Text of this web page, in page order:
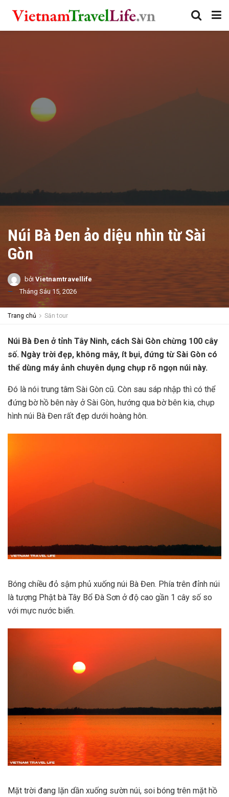
Núi Bà Đen ảo diệu nhìn từ Sài
Gòn
bởi Vietnamtravellife
Tháng Sáu 15, 2026
Trang chủ Săn tour
Núi Bà Đen ở tỉnh Tây Ninh, cách Sài Gòn chừng 100 cây
số. Ngày trời đẹp, không mây, ít bụi, đứng từ Sài Gòn có
thể dùng máy ảnh chuyên dụng chụp rõ ngọn núi này.
Đó là nói trung tâm Sài Gòn cũ. Còn sau sáp nhập thì có thể
đứng bờ hồ bên này ở Sài Gòn, hướng qua bờ bên kia, chụp
hình núi Bà Đen rất đẹp dưới hoàng hôn.
Bóng chiều đỏ sậm phủ xuống núi Bà Đen. Phía trên đỉnh núi
là tượng Phật bà Tây Bổ Đà Sơn ở độ cao gần 1 cây số so
với mực nước biển.
Mặt trời đang lặn dần xuống sườn núi, soi bóng trên mặt hồ